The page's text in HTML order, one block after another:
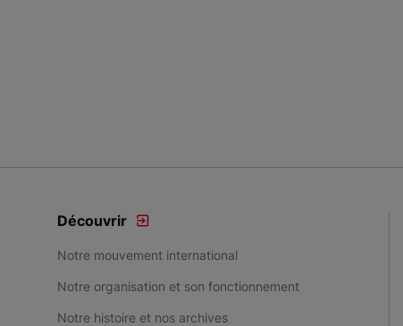
Découvrir
Notre mouvement international
Notre organisation et son fonctionnement
Notre histoire et nos archives